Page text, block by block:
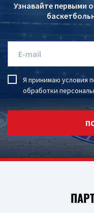
Узнавайте первыми
Я принимаю условия
обработки